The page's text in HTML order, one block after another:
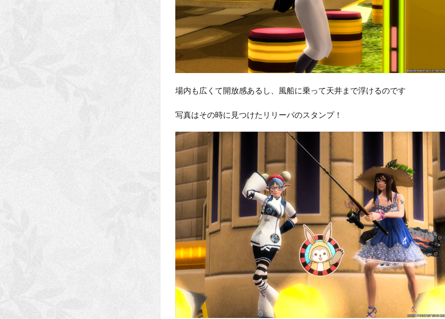
場内も広くて開放感あるし、風船に乗って天井まで浮けるのです
写真はその時に見つけたリリーパのスタンプ！